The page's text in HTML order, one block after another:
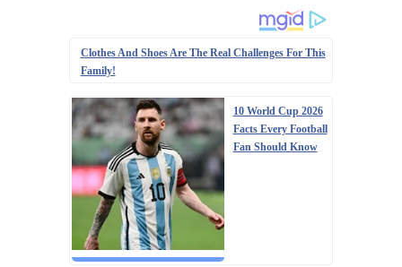
Clothes And Shoes Are The Real Challenges For This
Family!
10 World Cup 2026
Facts Every Football
Fan Should Know